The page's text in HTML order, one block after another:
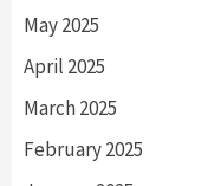
May 2025
April 2025
March 2025
February 2025